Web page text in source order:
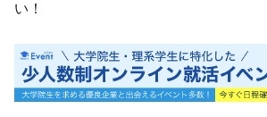
い！